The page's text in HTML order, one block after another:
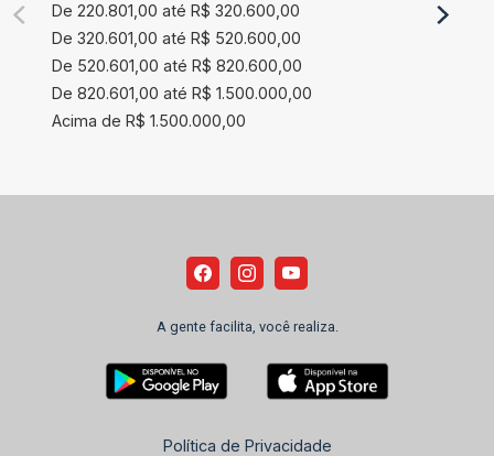
De 220.801,00 até R$ 320.600,00
De 320.601,00 até R$ 520.600,00
De 520.601,00 até R$ 820.600,00
De 820.601,00 até R$ 1.500.000,00
Acima de R$ 1.500.000,00
A gente facilita, você realiza.
Política de Privacidade